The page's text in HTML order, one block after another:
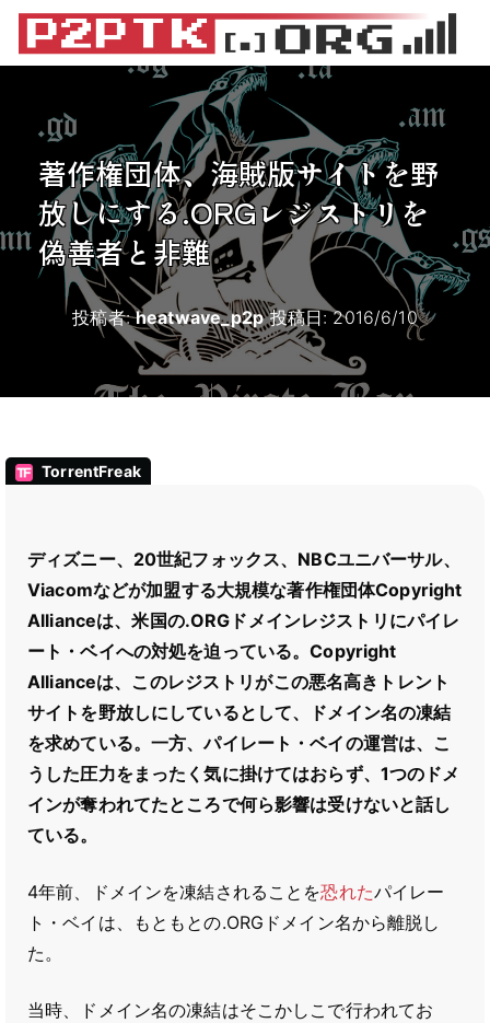
著作権団体、海賊版サイトを野
放しにする.ORGレジストリを
偽善者と非難
投稿者:heatwave_p2p投稿日:2016/6/10
TorrentFreak
ディズニー、20世紀フォックス、NBCユニバーサル、
Viacomなどが加盟する大規模な著作権団体Copyright
Allianceは、米国の.ORGドメインレジストリにパイレ
ート・ベイへの対処を迫っている。Copyright
Allianceは、このレジストリがこの悪名高きトレント
サイトを野放しにしているとして、ドメイン名の凍結
を求めている。一方、パイレート・ベイの運営は、こ
うした圧力をまったく気に掛けてはおらず、1つのドメ
インが奪われてたところで何ら影響は受けないと話し
ている。
4年前、ドメインを凍結されることを恐れたパイレー
ト・ベイは、もともとの.ORGドメイン名から離脱し
た。
当時、ドメイン名の凍結はそこかしこで行われてお